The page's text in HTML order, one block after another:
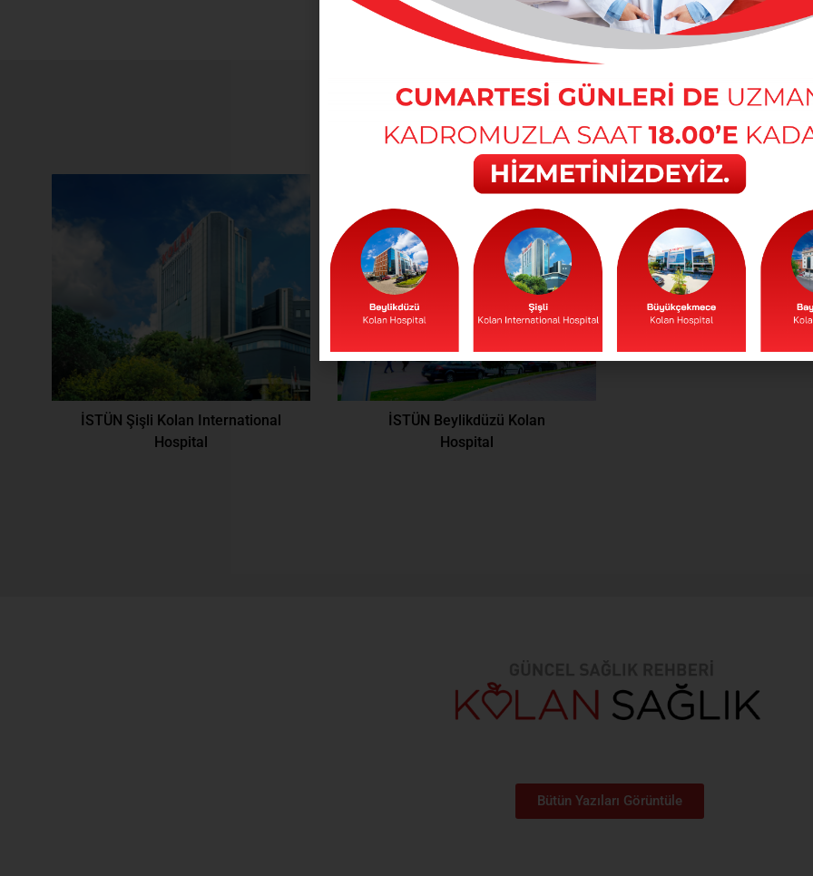
BU BÖLÜM AŞAĞIDAKİ HASTANELERDE
İSTÜN Şişli Kolan International
Hospital
İSTÜN Beylikdüzü Kolan
Hospital
Bütün Yazıları Görüntüle